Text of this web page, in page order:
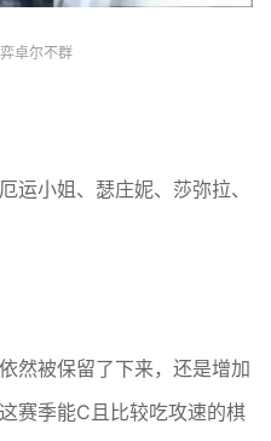
卓尔不群
运小姐、瑟庄妮、莎弥拉、
然被保留了下来，还是增加
赛季能C且比较吃攻速的棋